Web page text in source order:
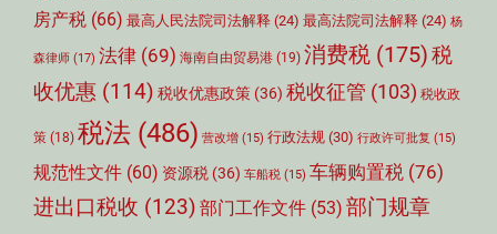
房产税 (66) 最高人民法院司法解释 (24) 最高法院司法解释 (24) 杨
森律师 (17) 法律 (69) 海南自由贸易港 (19) 消费税 (175)税
收优惠 (114) 税收优惠政策 (36) 税收征管 (103) 税收政
策 (18) 税法 (486) 营改增 (15) 行政法规 (30) 行政许可批复 (15)
规范性文件 (60) 资源税 (36) 车船税 (15) 车辆购置税 (76)
进出口税收 (123) 部门工作文件 (53) 部门规章